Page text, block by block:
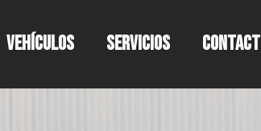
VEHÍCULOS SERVICIOS